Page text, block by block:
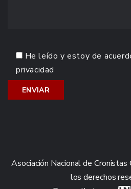
He leído y estoy de
privacidad
Asociación Nacional de
los derechos